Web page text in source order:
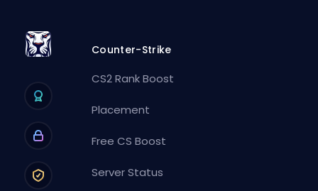
Counter-Strike
CS2 Rank Boost
Placement
Free CS Boost
Server Status